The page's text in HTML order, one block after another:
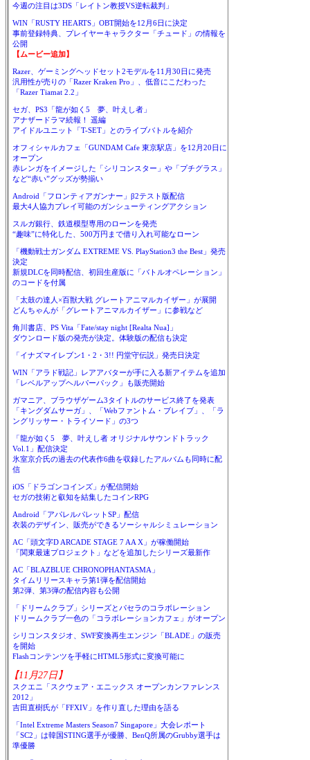
今週の注目は3DS「レイトン教授VS逆転裁判」
WIN「RUSTY HEARTS」OBT開始を12月6日に決定
事前登録特典、プレイヤーキャラクター「チュード」の情報を
公開
【ムービー追加】
Razer、ゲーミングヘッドセット2モデルを11月30日に発売
汎用性が売りの「Razer Kraken Pro」、低音にこだわった
「Razer Tiamat 2.2」
セガ、PS3「龍が如く5 夢、叶えし者」
アナザードラマ続報！ 遥編
アイドルユニット「T-SET」とのライブバトルを紹介
オフィシャルカフェ「GUNDAM Cafe 東京駅店」を12月20日に
オープン
赤レンガをイメージした「シリコンスター」や「プチグラス」
など“赤い”グッズが勢揃い
Android「フロンティアガンナー」β2テスト版配信
最大4人協力プレイ可能のガンシューティングアクション
スルガ銀行、鉄道模型専用のローンを発売
“趣味”に特化した、500万円まで借り入れ可能なローン
「機動戦士ガンダム EXTREME VS. PlayStation3 the Best」発売
決定
新規DLCを同時配信、初回生産版に「バトルオペレーション」
のコードを付属
「太鼓の達人×百獣大戦 グレートアニマルカイザー」が展開
どんちゃんが「グレートアニマルカイザー」に参戦など
角川書店、PS Vita「Fate/stay night [Realta Nua]」
ダウンロード版の発売が決定。体験版の配信も決定
「イナズマイレブン1・2・3!! 円堂守伝説」発売日決定
WIN「アラド戦記」レアアバターが手に入る新アイテムを追加
「レベルアップヘルパーパック」も販売開始
ガマニア、ブラウザゲーム3タイトルのサービス終了を発表
「キングダムサーガ」、「Webファントム・ブレイブ」、「ラ
ングリッサー・トライソード」の3つ
「龍が如く5 夢、叶えし者 オリジナルサウンドトラック
Vol.1」配信決定
氷室京介氏の過去の代表作6曲を収録したアルバムも同時に配
信
iOS「ドラゴンコインズ」が配信開始
セガの技術と叡知を結集したコインRPG
Android「アパレルパレットSP」配信
衣装のデザイン、販売ができるソーシャルシミュレーション
AC「頭文字D ARCADE STAGE 7 AA X」が稼働開始
「関東最速プロジェクト」などを追加したシリーズ最新作
AC「BLAZBLUE CHRONOPHANTASMA」
タイムリリースキャラ第1弾を配信開始
第2弾、第3弾の配信内容も公開
「ドリームクラブ」シリーズとパセラのコラボレーション
ドリームクラブ一色の「コラボレーションカフェ」がオープン
シリコンスタジオ、SWF変換再生エンジン「BLADE」の販売
を開始
Flashコンテンツを手軽にHTML5形式に変換可能に
【11月27日】
スクエニ「スクウェア・エニックス オープンカンファレンス
2012」
吉田直樹氏が「FFXIV」を作り直した理由を語る
「Intel Extreme Masters Season7 Singapore」大会レポート
「SC2」は韓国STING選手が優勝、BenQ所属のGrubby選手は
準優勝